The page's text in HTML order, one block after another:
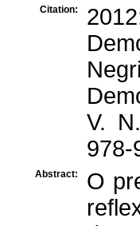
Citation:
V.
978-
Abstract:
O